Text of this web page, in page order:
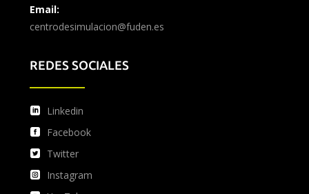
Email:
centrodesimulacion@fuden.es
REDES SOCIALES
Linkedin
Facebook
Twitter
Instagram